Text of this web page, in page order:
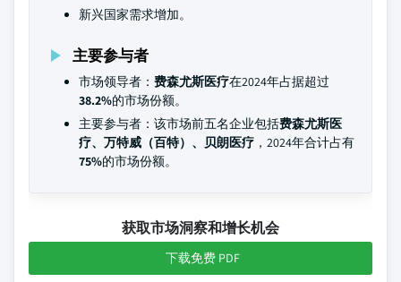
新兴国家需求增加。
主要参与者
市场领导者： 费森尤斯医疗在2024年占据超过
38.2%的市场份额。
主要参与者：该市场前五名企业包括费森尤斯医
疗、万特威（百特）、贝朗医疗 ，2024年合计占有
75%的市场份额。
获取市场洞察和增长机会
下载免费 PDF